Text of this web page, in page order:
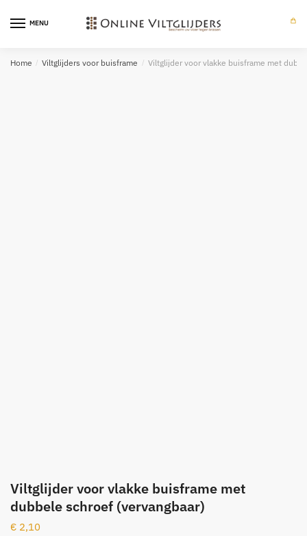
MENU
Home / Viltglijders voor buisframe / Viltglijder voor vlakke buisframe met
Viltglijder voor vlakke buisframe met
dubbele schroef (vervangbaar)
€ 2,10